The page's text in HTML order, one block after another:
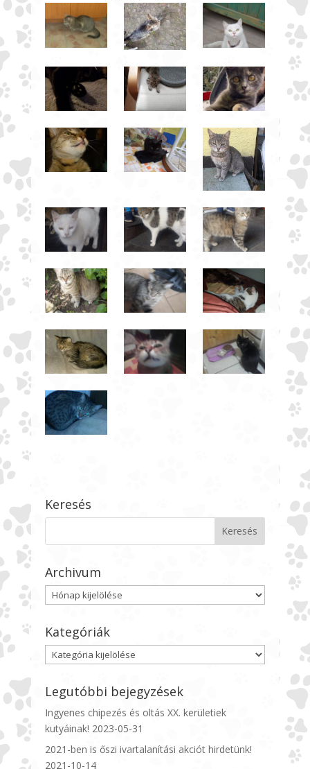
Keresés
Archivum
Archivum
Kategóriák
Kategóriák
Legutóbbi bejegyzések
Ingyenes chipezés és oltás XX. kerületiek
kutyáinak! 2023-05-31
2021-ben is őszi ivartalanítási akciót hirdetünk!
2021-10-14